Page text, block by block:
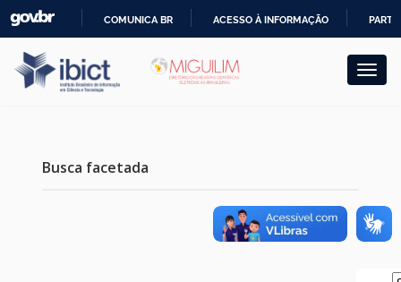
navigation
PARA
O
COMUNICA BR ACESSO À INFORMAÇÃO
Busca facetada